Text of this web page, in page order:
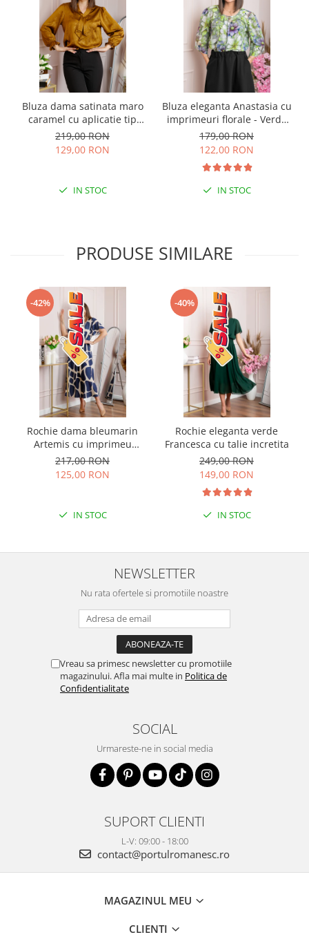
Bluza dama satinata maro
caramel cu aplicatie tip
cravata Yvonne
219,00 RON
129,00 RON
IN STOC
Bluza eleganta Anastasia cu
imprimeuri florale - Verde
crud
179,00 RON
122,00 RON
IN STOC
PRODUSE SIMILARE
-42%
Rochie dama bleumarin
Artemis cu imprimeu
abstract si cordon in talie
217,00 RON
125,00 RON
IN STOC
-40%
Rochie eleganta verde
Francesca cu talie incretita
249,00 RON
149,00 RON
IN STOC
NEWSLETTER
Nu rata ofertele si promotiile noastre
Vreau sa primesc newsletter cu promotiile
magazinului. Afla mai multe in Politica de
Confidentialitate
SOCIAL
Urmareste-ne in social media
SUPORT CLIENTI
L-V: 09:00 - 18:00
contact@portulromanesc.ro
MAGAZINUL MEU
CLIENTI